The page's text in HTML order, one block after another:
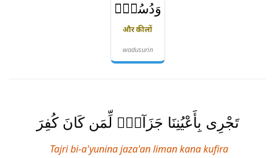
وَدُسُرٍۢ
और कीलों
wadusurin
تَجْرِى بِأَعْيُنِنَا جَزَآءًۭ لِّمَن كَانَ كُفِرَ
Tajri bi-a'yunina jaza'an liman kana kufira